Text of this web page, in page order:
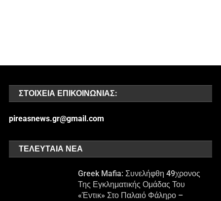
ΣΤΟΙΧΕΊΑ ΕΠΙΚΟΙΝΩΝΊΑΣ:
pireasnews.gr@gmail.com
ΤΕΛΕΥΤΑΊΑ ΝΈΑ
Greek Mafia: Συνελήφθη 49χρονος
Της Εγκληματικής Ομάδας Του
«Έντικ» Στο Παλαιό Φάληρο –